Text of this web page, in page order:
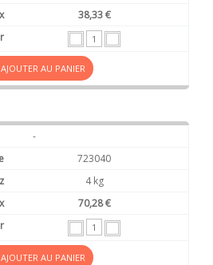
38,33 €
AJOUTER AU PANIER
-
723040
4 kg
70,28 €
AJOUTER AU PANIER